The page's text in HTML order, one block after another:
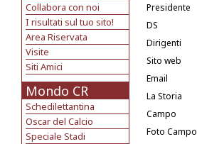
Collabora con noi
I risultati sul tuo sito!
Area Riservata
Visite
Siti Amici
Mondo CR
Schedilettantina
Oscar del Calcio
Speciale Stadi
Presidente
DS
Dirigenti
Sito web
Email
La Storia
Campo
Foto Campo